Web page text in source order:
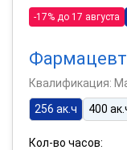
-17% до 17 августа
Квалификация:
256 ак.ч
400
Кол-во часов: